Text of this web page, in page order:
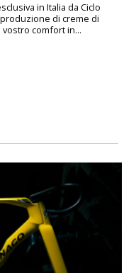
in Italia da Ciclo
di creme di
comfort in...